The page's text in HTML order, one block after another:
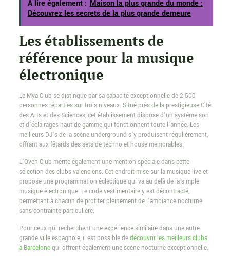
A lire également : Maison la plus grande du monde :
Découvrez les secrets de la plus grande demeure
Les établissements de
référence pour la musique
électronique
Le Mya Club se distingue par sa capacité exceptionnelle de 2 500
personnes réparties sur trois niveaux. Situé près de la prestigieuse Cité
des Arts et des Sciences, cet établissement dispose d’un système son
et d’éclairages haut de gamme qui fonctionnent toute l’année. Les
meilleurs DJ’s de la scène underground s’y produisent régulièrement,
offrant aux fêtards des sets de techno et house mémorables.
L’Oven Club mérite également une mention spéciale dans cette
sélection des clubs valenciens. Cet endroit mise sur la musique live et
propose une programmation éclectique qui va au-delà de la simple
musique électronique. Le code vestimentaire y est décontracté,
permettant à chacun de profiter pleinement de l’ambiance nocturne
sans contrainte particulière.
Pour ceux qui recherchent une expérience similaire dans une autre
grande ville espagnole, il est possible dedécouvrir les meilleurs clubs
à Barcelonequi offrent également une scène nocturne exceptionnelle.